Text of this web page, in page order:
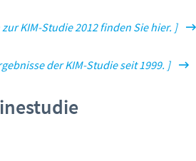
KIM-Studie 2012 finden Sie hier. ]
der KIM-Studie seit 1999. ]